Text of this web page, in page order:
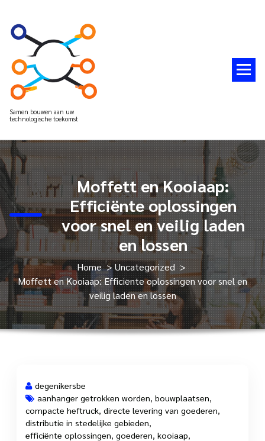
Samen bouwen aan uw
technologische toekomst
Moffett en Kooiaap:
Efficiënte oplossingen
voor snel en veilig laden
en lossen
Home>Uncategorized>
Moffett en Kooiaap: Efficiënte oplossingen voor snel en
veilig laden en lossen
12 jul, 2023
degenikersbe
aanhanger getrokken worden bouwplaatsen
compacte heftruck directe levering van goederen
distributie in stedelijke gebieden
efficiënte oplossingen goederen kooiaap